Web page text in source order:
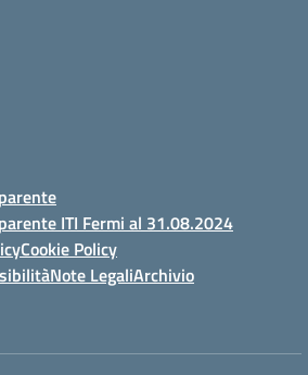
ITI Fermi al 31.08.2024
Cookie Policy
Note LegaliArchivio